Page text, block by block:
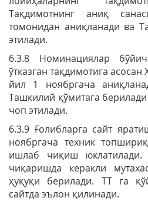
Тақдимотнинг аниқ
томонидан аниқланади ва
этилади.
6.3.8 Номинациялар
ўтказган тақдимотига
йил 1 ноябргача
Ташкилий қўмитага
чоп этилади.
6.3.9 Ғолибларга сайт
ноябргача техник
ишлаб чиқиш
чиқаришда керакли
ҳуқуқи берилади. ТТ га
сайтда эълон қилинади.